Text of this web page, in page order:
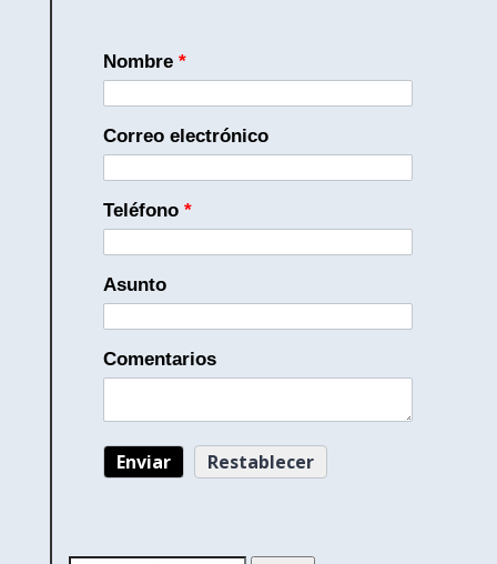
Nombre *
Correo electrónico
Teléfono *
Asunto
Comentarios